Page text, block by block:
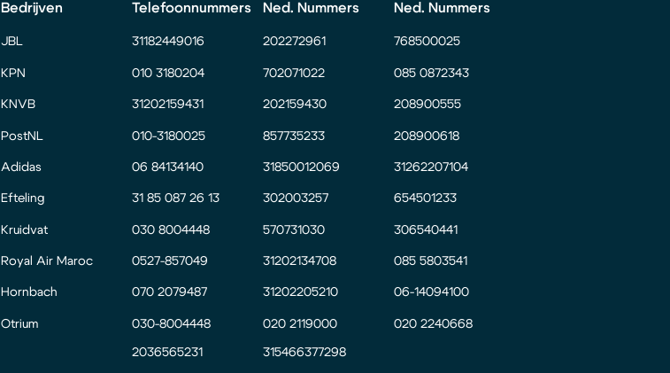
Bedrijven
JBL
KPN
KNVB
PostNL
Adidas
Efteling
Kruidvat
Royal Air Maroc
Hornbach
Otrium
Telefoonnummers
31182449016
010 3180204
31202159431
010-3180025
06 84134140
31 85 087 26 13
030 8004448
0527-857049
070 2079487
030-8004448
2036565231
Ned. Nummers
202272961
702071022
202159430
857735233
31850012069
302003257
570731030
31202134708
31202205210
020 2119000
315466377298
Ned. Nummers
768500025
085 0872343
208900555
208900618
31262207104
654501233
306540441
085 5803541
06-14094100
020 2240668